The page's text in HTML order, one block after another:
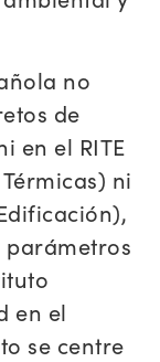
no
de
en el RITE
ni
parámetros
en el
se centre